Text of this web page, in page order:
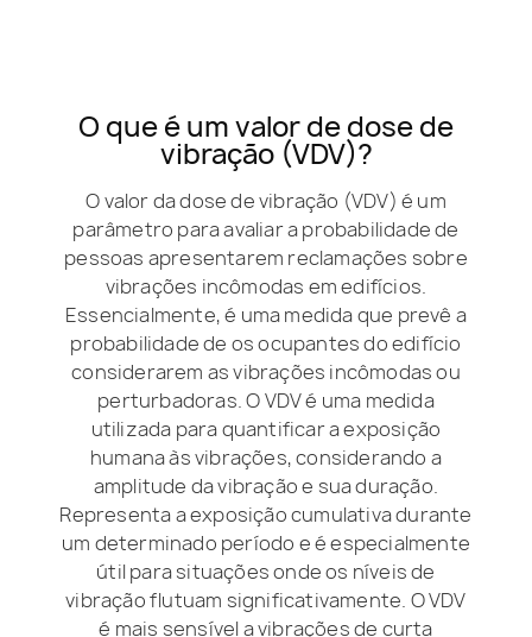
O que é um valor de dose de
vibração (VDV)?
O valor da dose de vibração (VDV) é um
parâmetro para avaliar a probabilidade de
pessoas apresentarem reclamações sobre
vibrações incômodas em edifícios.
Essencialmente, é uma medida que prevê a
probabilidade de os ocupantes do edifício
considerarem as vibrações incômodas ou
perturbadoras. O VDV é uma medida
utilizada para quantificar a exposição
humana às vibrações, considerando a
amplitude da vibração e sua duração.
Representa a exposição cumulativa durante
um determinado período e é especialmente
útil para situações onde os níveis de
vibração flutuam significativamente. O VDV
é mais sensível a vibrações de curta